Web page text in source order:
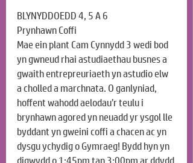
BLYNYDDOEDD 4, 5 A 6
Prynhawn Coffi
Mae ein plant Cam Cynnydd 3 wedi bod
yn gwneud rhai astudiaethau busnes a
gwaith entrepreuriaeth yn astudio elw
a cholled a marchnata. O ganlyniad,
hoffent wahodd aelodau’r teulu i
brynhawn agored yn neuadd yr ysgol lle
byddant yn gweini coffi a chacen ac yn
dysgu ychydig o Gymraeg! Bydd hyn yn